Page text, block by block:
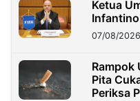
Ketua
Infantino
07/08/
Rampok
Pita
Periksa